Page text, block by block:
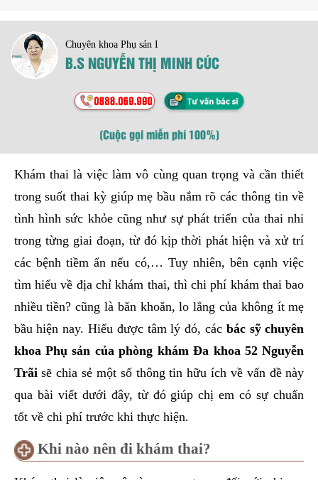
Chuyên khoa Phụ sản I
B.S NGUYỄN THỊ MINH CÚC
(Cuộc gọi miễn phí 100%)
Khám thai là việc làm vô cùng quan trọng và cần thiết
trong suốt thai kỳ giúp mẹ bầu nắm rõ các thông tin về
tình hình sức khỏe cũng như sự phát triển của thai nhi
trong từng giai đoạn, từ đó kịp thời phát hiện và xử trí
các bệnh tiềm ẩn nếu có,… Tuy nhiên, bên cạnh việc
tìm hiểu về địa chỉ khám thai, thì chi phí khám thai bao
nhiều tiền? cũng là băn khoăn, lo lắng của không ít mẹ
bầu hiện nay. Hiểu được tâm lý đó, các bác sỹ chuyên
khoa Phụ sản của phòng khám Đa khoa 52 Nguyễn
Trãisẽ chia sẻ một số thông tin hữu ích về vấn đề này
qua bài viết dưới đây, từ đó giúp chị em có sự chuẩn
tốt về chi phí trước khi thực hiện.
Khi nào nên đi khám thai?